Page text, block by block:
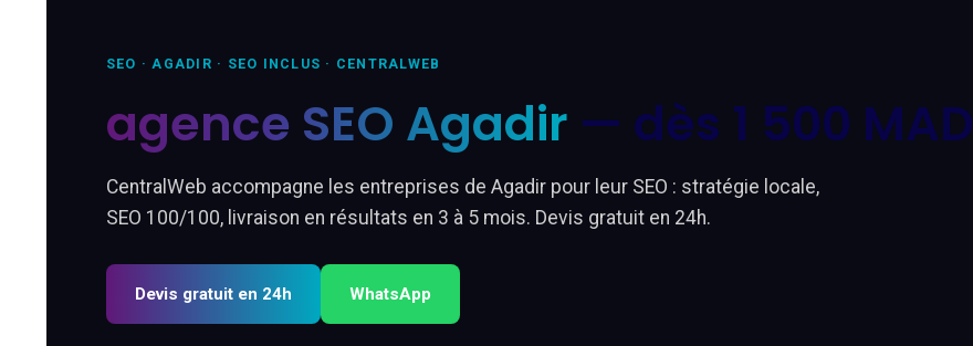
SEO · AGADIR · SEO INCLUS · CENTRALWEB
agence SEO Agadir — dès 1 500 MAD
CentralWeb accompagne les entreprises de Agadir pour leur SEO : stratégie locale,
SEO 100/100, livraison en résultats en 3 à 5 mois. Devis gratuit en 24h.
Devis gratuit en 24h WhatsApp